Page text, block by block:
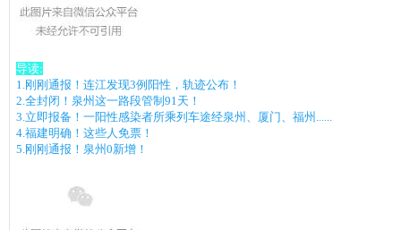
导读:
1.刚刚通报！连江发现3例阳性，轨迹公布！
2.全封闭！泉州这一路段管制91天！
3.立即报备！一阳性感染者所乘列车途经泉州、厦门、福州......
4.福建明确！这些人免票！
5.刚刚通报！泉州0新增！